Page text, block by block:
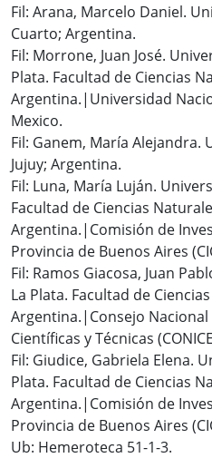
Fil: Arana, Marcelo Daniel.
Cuarto; Argentina.
Fil: Morrone, Juan José.
Plata. Facultad de Ciencias
Argentina.|Universidad
Mexico.
Fil: Ganem, María Alejandra.
Jujuy; Argentina.
Fil: Luna, María Luján.
Facultad de Ciencias
Argentina.|Comisión de
Provincia de Buenos Aires
Fil: Ramos Giacosa, Juan
La Plata. Facultad de
Argentina.|Consejo Nacional
Científicas y Técnicas
Fil: Giudice, Gabriela Elena.
Plata. Facultad de Ciencias
Argentina.|Comisión de
Provincia de Buenos Aires
Ub: Hemeroteca 51-1-3.